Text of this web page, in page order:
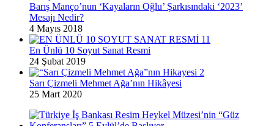
Barış Manço’nun ‘Kayaların Oğlu’ Şarkısındaki ‘2023’
Mesajı Nedir?
4 Mayıs 2018
En Ünlü 10 Soyut Sanat Resmi
24 Şubat 2019
Sarı Çizmeli Mehmet Ağa’nın Hikâyesi
25 Mart 2020